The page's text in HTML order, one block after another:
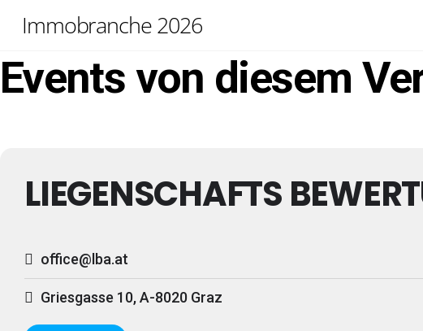
Immobranche 2026
Events von diesem
LIEGENSCHAFTS
office@lba.at
Griesgasse 10, A-8020 Graz